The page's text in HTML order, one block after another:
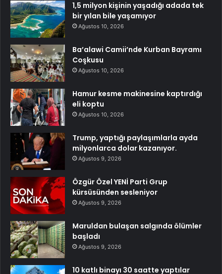
1,5 milyon kişinin yaşadığı adada tek
bir yılan bile yaşamıyor
Ağustos 10, 2026
Ba’alawi Camii’nde Kurban Bayramı
Coşkusu
Ağustos 10, 2026
Hamur kesme makinesine kaptırdığı
eli koptu
Ağustos 10, 2026
Trump, yaptığı paylaşımlarla ayda
milyonlarca dolar kazanıyor.
Ağustos 9, 2026
Özgür Özel YENİ Parti Grup
kürsüsünden sesleniyor
Ağustos 9, 2026
Maruldan bulaşan salgında ölümler
başladı
Ağustos 9, 2026
10 katlı binayı 30 saatte yaptılar